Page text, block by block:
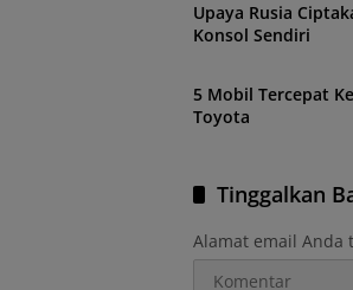
Upaya Rusia
Konsol Sendiri
TEKNOLOGI
5 Mobil Tercepat
Toyota
Tinggalkan
Alamat email Anda